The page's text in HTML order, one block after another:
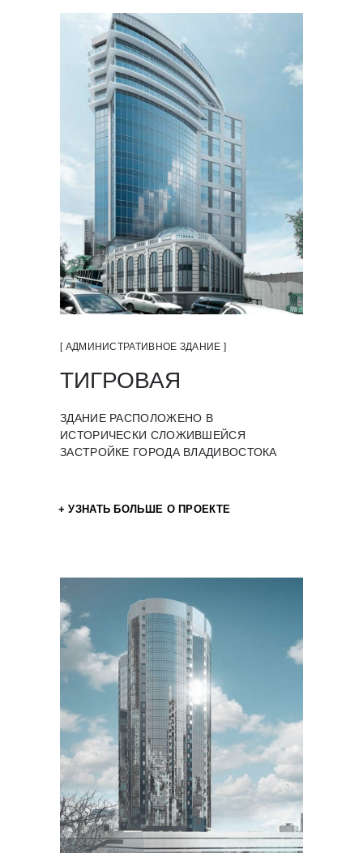
[ АДМИНИСТРАТИВНОЕ ЗДАНИЕ ]
ТИГРОВАЯ
ЗДАНИЕ РАСПОЛОЖЕНО В
ИСТОРИЧЕСКИ СЛОЖИВШЕЙСЯ
ЗАСТРОЙКЕ ГОРОДА ВЛАДИВОСТОКА
+ УЗНАТЬ БОЛЬШЕ О ПРОЕКТЕ